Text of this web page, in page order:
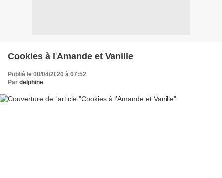
Cookies à l'Amande et Vanille
Publié le 08/04/2020 à 07:52
Par delphine